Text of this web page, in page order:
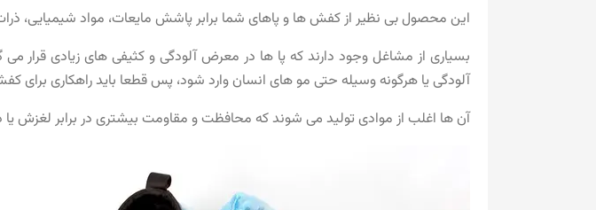
این محصول بی نظیر از کفش ها و پاهای شما برابر پاشش مایعات، مواد شیمیایی،
بسیاری از مشاغل وجود دارند که پا ها در معرض آلودگی و کثیفی های زیادی قرار
آلودگی یا هرگونه وسیله حتی مو های انسان وارد شود، پس قطعا باید راهکاری برای
آن ها اغلب از موادی تولید می شوند که محافظت و مقاومت بیشتری در برابر لغزش یا